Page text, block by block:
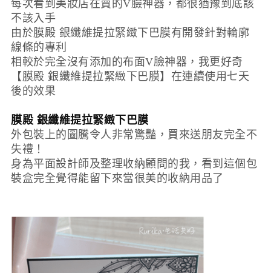
每次看到美妝店在賣的V臉神器，都很猶豫到底該
不該入手
由於膜殿 銀纖維提拉緊緻下巴膜有開發針對輪廓
線條的專利
相較於完全沒有添加的布面V臉神器，我更好奇
【膜殿 銀纖維提拉緊緻下巴膜】在連續使用七天
後的效果
膜殿 銀纖維提拉緊緻下巴膜
外包裝上的圖騰令人非常驚豔，買來送朋友完全不
失禮！
身為平面設計師及整理收納顧問的我，看到這個包
裝盒完全覺得能留下來當很美的收納用品了